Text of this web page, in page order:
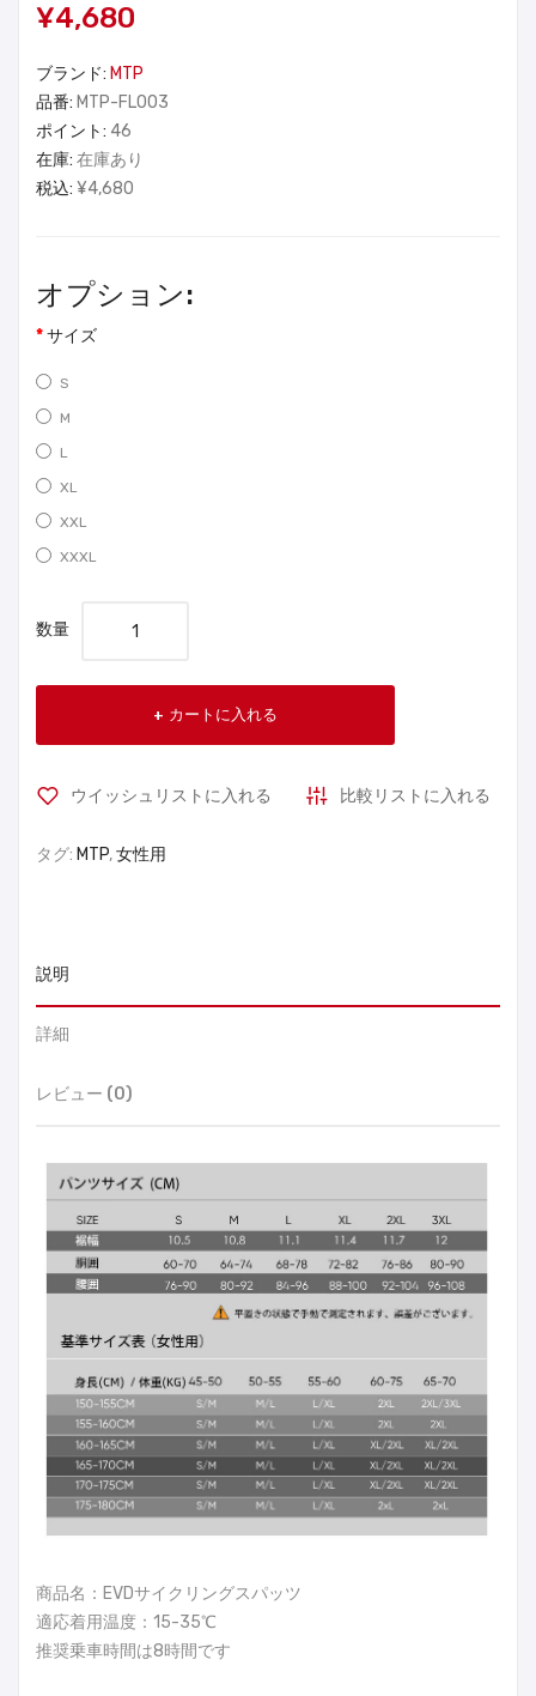
¥4,680
ブランド: MTP
品番: MTP-FL003
ポイント: 46
在庫: 在庫あり
税込: ¥4,680
オプション:
サイズ
S
M
L
XL
XXL
XXXL
数量
カートに入れる
ウイッシュリストに入れる 比較リストに入れる
タグ: MTP,女性用
説明
詳細
レビュー (0)
商品名：EVDサイクリングスパッツ
適応着用温度：15-35℃
推奨乗車時間は8時間です